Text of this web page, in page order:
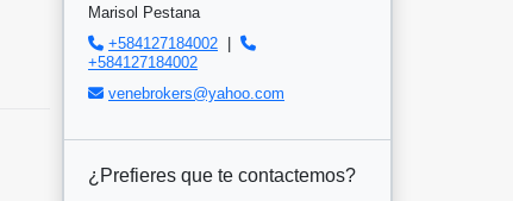
Marisol Pestana
+584127184002 |
+584127184002
venebrokers@yahoo.com
¿Prefieres que te contactemos?